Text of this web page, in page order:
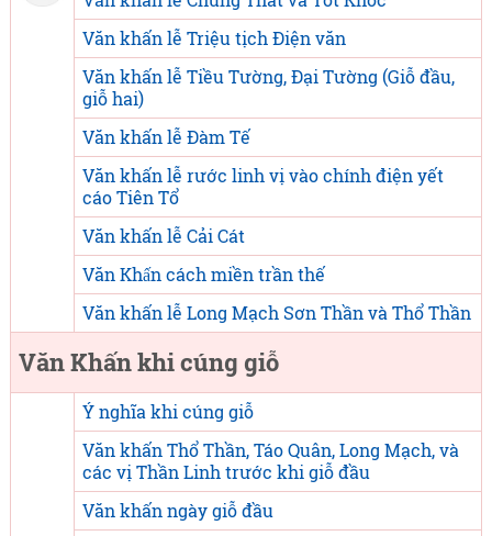
Văn khấn lễ Triệu tịch Điện văn
Văn khấn lễ Tiều Tường, Đại Tường (Giỗ đầu,
giỗ hai)
Văn khấn lễ Đàm Tế
Văn khấn lễ rước linh vị vào chính điện yết
cáo Tiên Tổ
Văn khấn lễ Cải Cát
Văn Khấn cách miền trần thế
Văn khấn lễ Long Mạch Sơn Thần và Thổ Thần
Văn Khấn khi cúng giỗ
Ý nghĩa khi cúng giỗ
Văn khấn Thổ Thần, Táo Quân, Long Mạch, và
các vị Thần Linh trước khi giỗ đầu
Văn khấn ngày giỗ đầu